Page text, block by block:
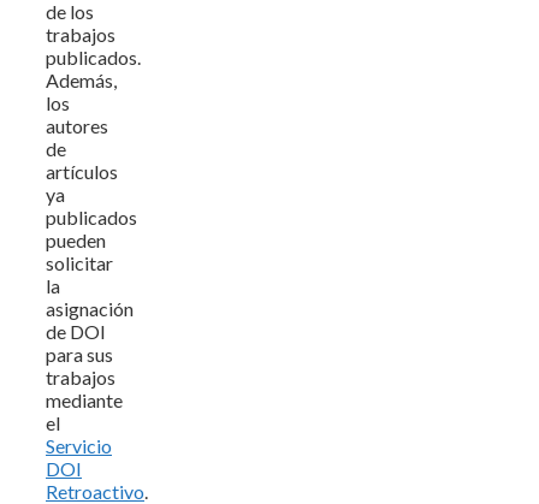
de los
trabajos
publicados.
Además,
los
autores
de
artículos
ya
publicados
pueden
solicitar
la
asignación
de DOI
para sus
trabajos
mediante
el
Servicio
DOI
Retroactivo.